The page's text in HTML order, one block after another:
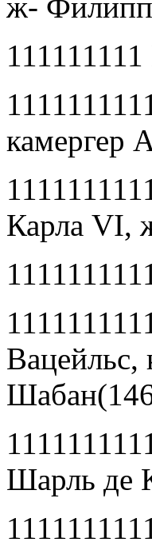
камергер
Карла VI,
Вацейльс,
Шарль де